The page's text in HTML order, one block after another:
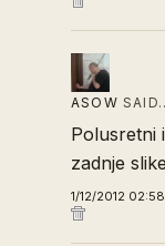
ASOW
Polusretni
zadnje
1/12/2012